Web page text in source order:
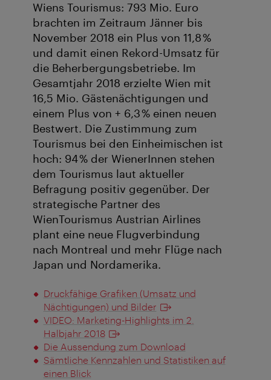
Wiens Tourismus: 793 Mio. Euro
brachten im Zeitraum Jänner bis
November 2018 ein Plus von 11,8 %
und damit einen Rekord-Umsatz für
die Beherbergungsbetriebe. Im
Gesamtjahr 2018 erzielte Wien mit
16,5 Mio. Gästenächtigungen und
einem Plus von + 6,3 % einen neuen
Bestwert. Die Zustimmung zum
Tourismus bei den Einheimischen ist
hoch: 94 % der WienerInnen stehen
dem Tourismus laut aktueller
Befragung positiv gegenüber. Der
strategische Partner des
WienTourismus Austrian Airlines
plant eine neue Flugverbindung
nach Montreal und mehr Flüge nach
Japan und Nordamerika.
Druckfähige Grafiken (Umsatz und
Nächtigungen) und Bilder
VIDEO: Marketing-Highlights im 2.
Halbjahr 2018
Die Aussendung zum Download
Sämtliche Kennzahlen und Statistiken auf
einen Blick